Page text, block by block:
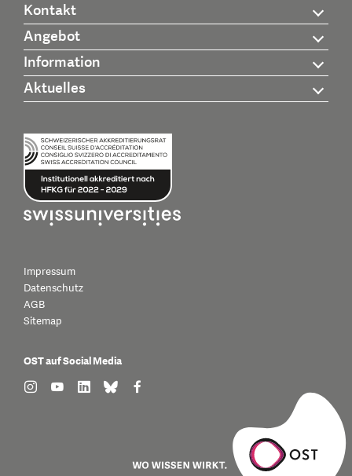
Kontakt
Angebot
Information
Aktuelles
Impressum
Datenschutz
AGB
Sitemap
OST auf Social Media
find us on: instagram
find us on: youtube
find us on: linkedin
find us on: bluesky
find us on: facebook